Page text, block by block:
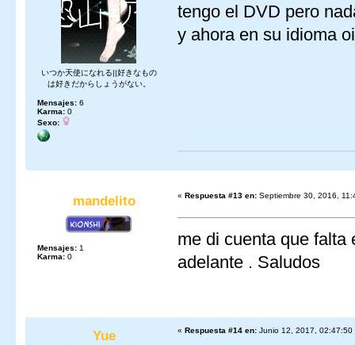
いつか天使になれる||好きなもの
は好きだからしょうがない。
Mensajes: 6
Karma: 0
Sexo:
tengo el DVD pero
y ahora en su idioma
mandelito
Mensajes: 1
Karma: 0
« Respuesta #13 en: Septiembre 30, 2016,
me di cuenta que falta
adelante . Saludos
Yue « Respuesta #14 en: Junio 12, 2017, 02:47:50